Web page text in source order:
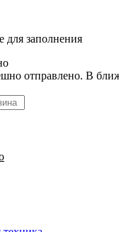
для заполнения
отправлено. В